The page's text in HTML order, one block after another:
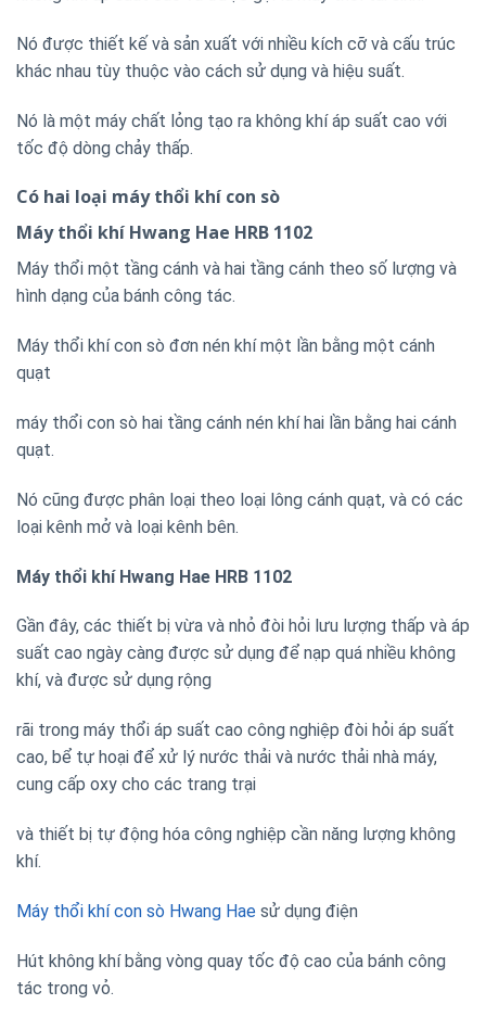
Nó được thiết kế và sản xuất với nhiều kích cỡ và cấu trúc
khác nhau tùy thuộc vào cách sử dụng và hiệu suất.
Nó là một máy chất lỏng tạo ra không khí áp suất cao với
tốc độ dòng chảy thấp.
Có hai loại máy thổi khí con sò
Máy thổi khí Hwang Hae HRB 1102
Máy thổi một tầng cánh và hai tầng cánh theo số lượng và
hình dạng của bánh công tác.
Máy thổi khí con sò đơn nén khí một lần bằng một cánh
quạt
máy thổi con sò hai tầng cánh nén khí hai lần bằng hai cánh
quạt.
Nó cũng được phân loại theo loại lông cánh quạt, và có các
loại kênh mở và loại kênh bên.
Máy thổi khí Hwang Hae HRB 1102
Gần đây, các thiết bị vừa và nhỏ đòi hỏi lưu lượng thấp và áp
suất cao ngày càng được sử dụng để nạp quá nhiều không
khí, và được sử dụng rộng
rãi trong máy thổi áp suất cao công nghiệp đòi hỏi áp suất
cao, bể tự hoại để xử lý nước thải và nước thải nhà máy,
cung cấp oxy cho các trang trại
và thiết bị tự động hóa công nghiệp cần năng lượng không
khí.
Máy thổi khí con sò Hwang Hae sử dụng điện
Hút không khí bằng vòng quay tốc độ cao của bánh công
tác trong vỏ.